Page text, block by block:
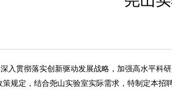
入贯彻落实创新驱动发展战略，加强高水平科
策规定，结合尧山实验室实际需求，特制定本招聘